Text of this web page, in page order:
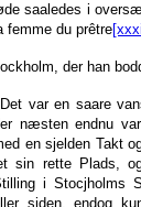
saaledes i
femme du prêtre
der han
var en saare
næsten endnu
en sjelden Takt
sin rette Plads,
i Stocjholms
siden, endog